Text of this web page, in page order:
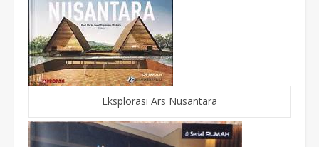
Eksplorasi Ars Nusantara